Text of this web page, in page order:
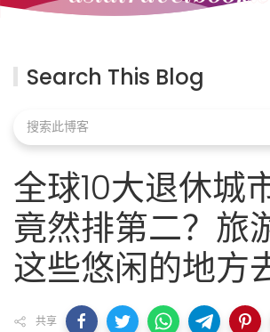
Search This Blog
全球10大退休城
竟然排第二？旅
这些悠闲的地方
共享